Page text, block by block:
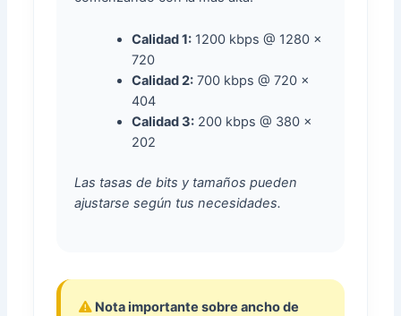
Calidad 1: 1200 kbps @ 1280 x
720
Calidad 2: 700 kbps @ 720 x
404
Calidad 3: 200 kbps @ 380 x
202
Las tasas de bits y tamaños pueden
ajustarse según tus necesidades.
Nota importante sobre ancho de